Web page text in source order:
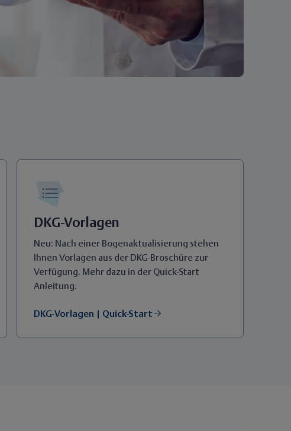
DKG-Vorlagen
Neu: Nach einer Bogenaktualisierung stehen
Ihnen Vorlagen aus der DKG-Broschüre zur
Verfügung. Mehr dazu in der Quick-Start
Anleitung.
DKG-Vorlagen | Quick-Start